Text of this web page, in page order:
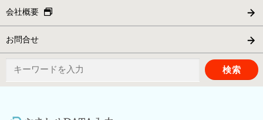
会社概要
お問合せ